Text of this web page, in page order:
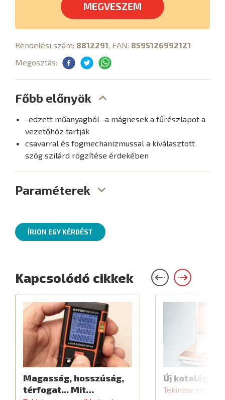
MEGVESZEM
Rendelési szám: 8812291, EAN: 8595126992121
Megosztás:
Főbb előnyök
-edzett műanyagból -a mágnesek a fűrészlapot a
vezetőhöz tartják
csavarral és fogmechanizmussal a kiválasztott
szög szilárd rögzítése érdekében
Paraméterek
ÍRJON EGY KÉRDÉST
Kapcsolódó cikkek
Magasság, hosszúság,
térfogat... Mit…
Új katalógus
Tekintse meg a